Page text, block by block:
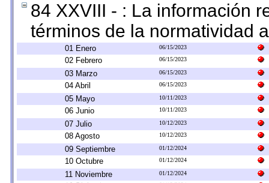
84 XXVIII - : La información
términos de la normatividad
01 Enero 06/15/2023
02 Febrero 06/15/2023
03 Marzo 06/15/2023
04 Abril 06/15/2023
05 Mayo 10/11/2023
06 Junio 10/11/2023
07 Julio 10/12/2023
08 Agosto 10/12/2023
09 Septiembre 01/12/2024
10 Octubre 01/12/2024
11 Noviembre 01/12/2024